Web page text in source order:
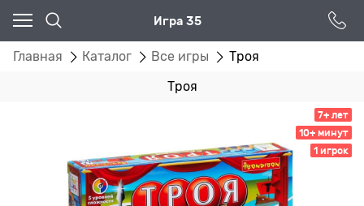
Игра 35
Главная Каталог Все игры Троя
Троя
7+ лет
10+ минут
1 игрок